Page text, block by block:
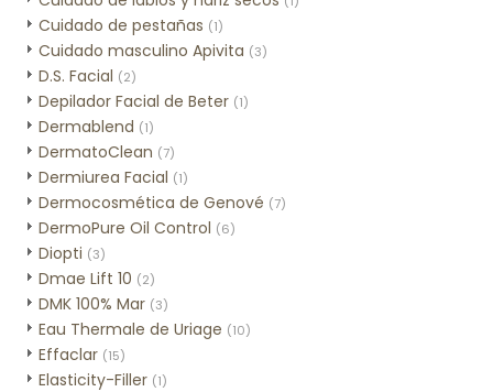
Cuidado de pestañas (1)
Cuidado masculino Apivita (3)
D.S. Facial (2)
Depilador Facial de Beter (1)
Dermablend (1)
DermatoClean (7)
Dermiurea Facial (1)
Dermocosmética de Genové (7)
DermoPure Oil Control (6)
Diopti (3)
Dmae Lift 10 (2)
DMK 100% Mar (3)
Eau Thermale de Uriage (10)
Effaclar (15)
Elasticity-Filler (1)